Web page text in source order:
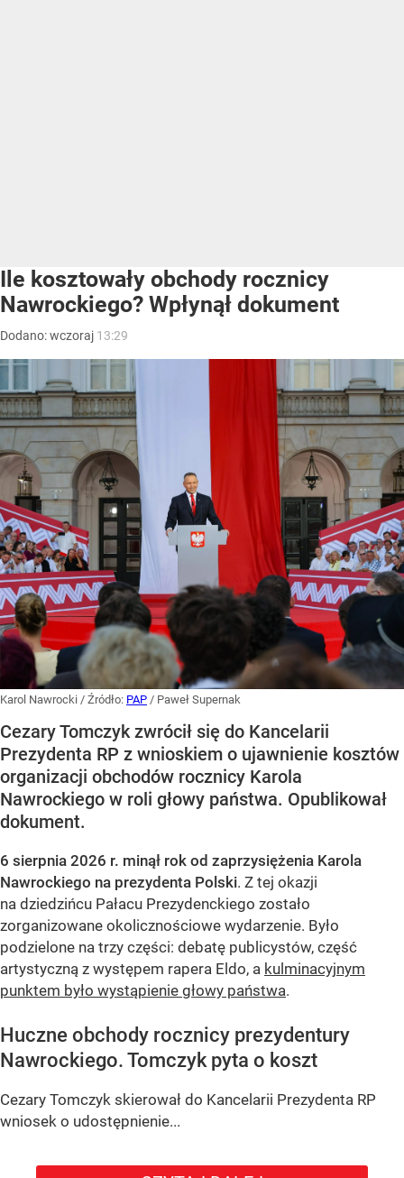
Ile kosztowały obchody rocznicy
Nawrockiego? Wpłynął dokument
Dodano:wczoraj 13:29
Karol Nawrocki / Źródło: PAP / Paweł Supernak
Cezary Tomczyk zwrócił się do Kancelarii
Prezydenta RP z wnioskiem o ujawnienie kosztów
organizacji obchodów rocznicy Karola
Nawrockiego w roli głowy państwa. Opublikował
dokument.
6 sierpnia 2026 r. minął rok od zaprzysiężenia Karola
Nawrockiego na prezydenta Polski. Z tej okazji
na dziedzińcu Pałacu Prezydenckiego zostało
zorganizowane okolicznościowe wydarzenie. Było
podzielone na trzy części: debatę publicystów, część
artystyczną z występem rapera Eldo, a kulminacyjnym
punktem było wystąpienie głowy państwa.
Huczne obchody rocznicy prezydentury
Nawrockiego. Tomczyk pyta o koszt
Cezary Tomczyk skierował do Kancelarii Prezydenta RP
wniosek o udostępnienie...